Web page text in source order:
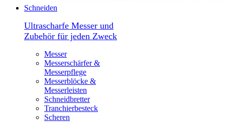
Schneiden
Ultrascharfe Messer und
Zubehör für jeden Zweck
Messer
Messerschärfer &
Messerpflege
Messerblöcke &
Messerleisten
Schneidbretter
Tranchierbesteck
Scheren